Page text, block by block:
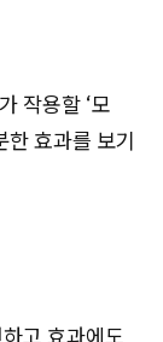
작용할 ‘모
한 효과를 보기
고 효과에도